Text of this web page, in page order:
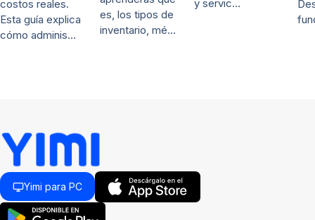
costos reales.
Esta guía explica
cómo adminis…
es, los tipos de
inventario, mé…
y servic…
Yimi para PC